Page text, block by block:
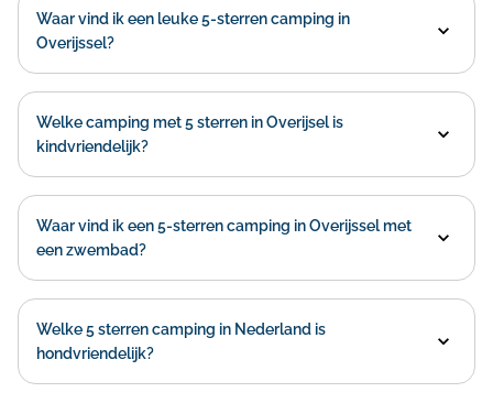
Waar vind ik een leuke 5-sterren camping in
Overijssel?
Welke camping met 5 sterren in Overijsel is
kindvriendelijk?
Waar vind ik een 5-sterren camping in Overijssel met
een zwembad?
Welke 5 sterren camping in Nederland is
hondvriendelijk?